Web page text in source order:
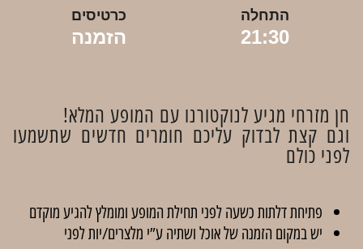
התחלה
21:30
כרטיסים
הזמנה
חן מזרחי מגיע לנוקטורנו עם המופע המלא!
וגם קצת לבדוק עליכם חומרים חדשים שתשמעו
לפני כולם
פתיחת דלתות כשעה לפני תחילת המופע ומומלץ להגיע מוקדם
יש במקום הזמנה של אוכל ושתיה ע”י מלצרים/יות לפני